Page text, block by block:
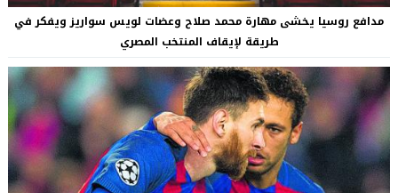
مدافع روسيا يخشى مهارة محمد صلاح وعضات لويس سواريز ويفكر في
طريقة لإيقاف المنتخب المصري